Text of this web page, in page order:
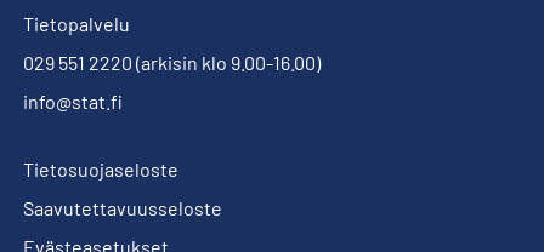
Tietopalvelu
029 551 2220 (arkisin klo 9.00-16.00)
info@stat.fi
Tietosuojaseloste
Saavutettavuusseloste
Evästeasetukset